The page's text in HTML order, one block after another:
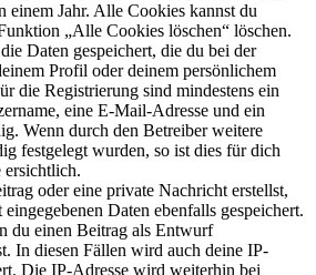
einem Jahr. Alle Cookies kannst du
„Alle Cookies löschen“ löschen.
Daten gespeichert, die du bei der
Profil oder deinem persönlichem
die Registrierung sind mindestens ein
eine E-Mail-Adresse und ein
Wenn durch den Betreiber weitere
festgelegt wurden, so ist dies für dich
ersichtlich.
oder eine private Nachricht erstellst,
Daten ebenfalls gespeichert.
du einen Beitrag als Entwurf
In diesen Fällen wird auch deine IP-
Die IP-Adresse wird weiterhin bei